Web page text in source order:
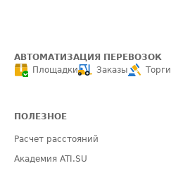
АВТОМАТИЗАЦИЯ ПЕРЕВОЗОК
Площадки
Заказы Торги
ПОЛЕЗНОЕ
Расчет расстояний
Академия ATI.SU